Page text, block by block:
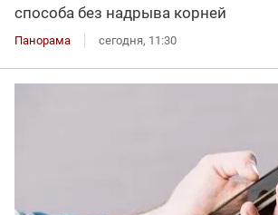
способа без надрыва корней
Панорама сегодня, 11:30